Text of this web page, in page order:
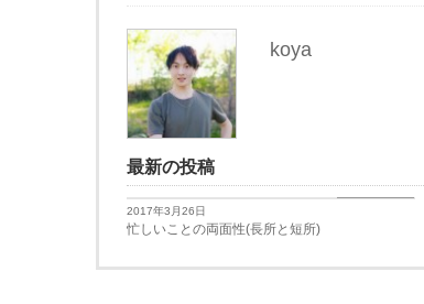
koya
最新の投稿
2017年3月26日
忙しいことの両面性(長所と短所)